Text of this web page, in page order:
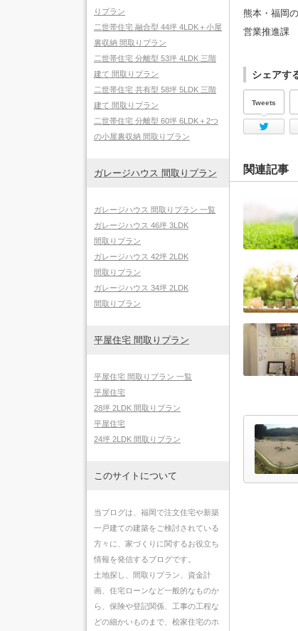
熊本・福岡
営業推進課
シェアす
Tweets
関連記事
りプラン
二世帯住宅 融合型 44坪 4LDK＋小屋
裏収納 間取りプラン
二世帯住宅 分離型 53坪 4LDK 三階
建て 間取りプラン
二世帯住宅 共有型 58坪 5LDK 三階
建て 間取りプラン
二世帯住宅 分離型 60坪 6LDK＋2つ
の小屋裏収納 間取りプラン
ガレージハウス 間取りプラン
ガレージハウス 間取りプラン 一覧
ガレージハウス 46坪 3LDK
間取りプラン
ガレージハウス 42坪 2LDK
間取りプラン
ガレージハウス 34坪 2LDK
間取りプラン
平屋住宅 間取りプラン
平屋住宅 間取りプラン 一覧
平屋住宅
28坪 2LDK 間取りプラン
平屋住宅
24坪 2LDK 間取りプラン
このサイトについて
当ブログは、福岡で注文住宅や新築
一戸建ての建築をご検討されている
方々に、家づくりに関するお役立ち
情報を発信するブログです。
土地探し、間取りプラン、資金計
画、住宅ローンなど一般的なものか
ら、保険や登記関係、工事の工程な
どの細かいものまで、桧家住宅のホ